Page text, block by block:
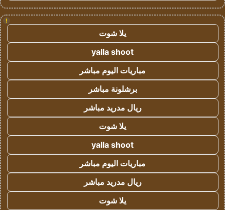
!
يلا شوت
yalla shoot
مباريات اليوم مباشر
برشلونة مباشر
ريال مدريد مباشر
يلا شوت
yalla shoot
مباريات اليوم مباشر
ريال مدريد مباشر
يلا شوت